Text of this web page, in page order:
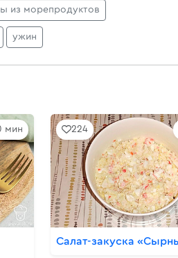
из морепродуктов
ужин
мин 224
Салат-закуска